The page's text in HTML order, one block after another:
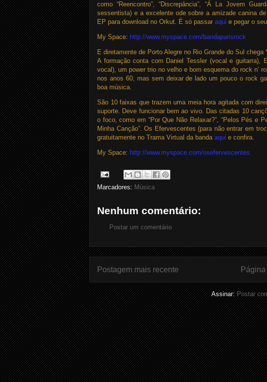
como “Reencontro”, “Discrepância”, “Á La Jovem
sessentista) e a excelente ode sobre a amizade canina
EP para download no Orkut. É só passar aqui e pegar o
My Space: http://www.myspace.com/bandaparisrock
E diretamente de Porto Alegre no Rio Grande do Sul chega
A formação conta com Daniel Tessler (vocal e guitarra),
vocal), um power trio no velho e bom esquema do rock n’
nos anos 60, mas sem deixar de lado um pouco o rock
boa música.
São 10 faixas que trazem uma meia hora agitada com
suporte. Deve funcionar bem ao vivo. Das citadas 10
o foco, como em “Por Que Não Relaxar?”, “Pelos Pés e
Minha Canção”. Os Efervescentes (para não entrar em
gratuitamente no Trama Virtual da banda aqui e confira.
My Space: http://www.myspace.com/osefervescentes
Marcadores: Música
Nenhum comentário:
Postar um comentário
Postagem mais recente Página
Assinar:Postar